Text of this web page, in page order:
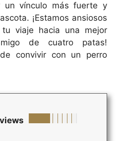
un vínculo más fuerte y
¡Estamos ansiosos
viaje hacia una mejor
de cuatro patas!
convivir con un perro